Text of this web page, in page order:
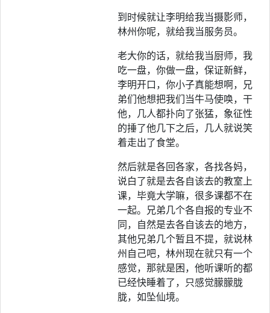
到时候就让李明给我当摄影师，
林州你呢，就给我当服务员。
老大你的话，就给我当厨师，我
吃一盘，你做一盘，保证新鲜，
李明开口，你小子真能想啊，兄
弟们他想把我们当牛马使唤，干
他，几人都扑向了张猛，象征性
的捶了他几下之后，几人就说笑
着走出了食堂。
然后就是各回各家，各找各妈，
说白了就是去各自该去的教室上
课，毕竟大学嘛，很多课都不在
一起。兄弟几个各自报的专业不
同，自然是去各自该去的地方，
其他兄弟几个暂且不提，就说林
州自己吧，林州现在就只有一个
感觉，那就是困，他听课听的都
已经快睡着了，只感觉朦朦胧
胧，如坠仙境。